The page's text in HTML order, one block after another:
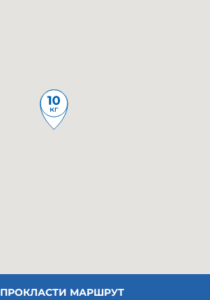
ПРОКЛАСТИ МАРШРУТ